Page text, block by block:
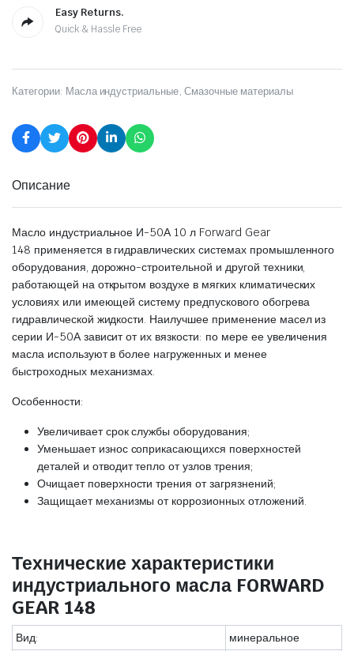
Easy Returns.
Quick & Hassle Free
Категории: Масла индустриальные,Смазочные материалы
Описание
Масло индустриальное И-50А 10 л Forward Gear
148 применяется в гидравлических системах промышленного
оборудования, дорожно-строительной и другой техники,
работающей на открытом воздухе в мягких климатических
условиях или имеющей систему предпускового обогрева
гидравлической жидкости. Наилучшее применение масел из
серии И-50А зависит от их вязкости: по мере ее увеличения
масла используют в более нагруженных и менее
быстроходных механизмах.
Особенности:
Увеличивает срок службы оборудования;
Уменьшает износ соприкасающихся поверхностей
деталей и отводит тепло от узлов трения;
Очищает поверхности трения от загрязнений;
Защищает механизмы от коррозионных отложений.
Технические характеристики
индустриального масла FORWARD
GEAR 148
Вид:
минеральное